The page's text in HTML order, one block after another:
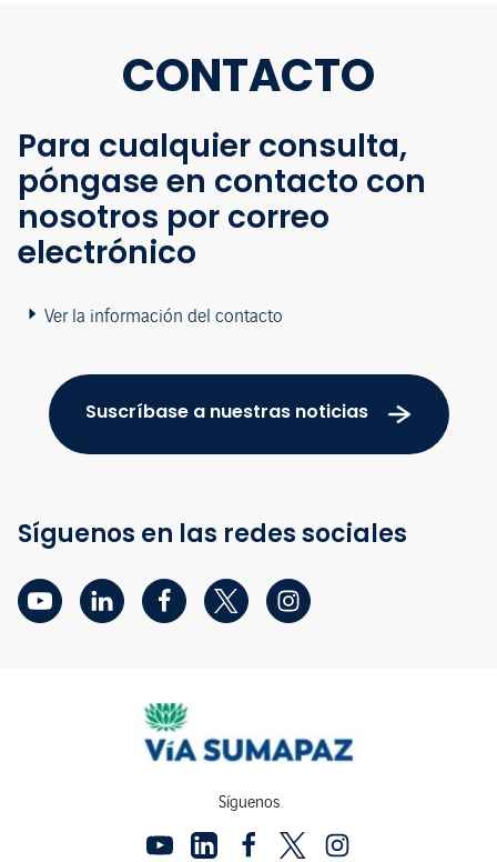
CONTACTO
Para cualquier consulta,
póngase en contacto con
nosotros por correo
electrónico
Ver la información del contacto
Suscríbase a nuestras noticias
Síguenos en las redes sociales
Síguenos